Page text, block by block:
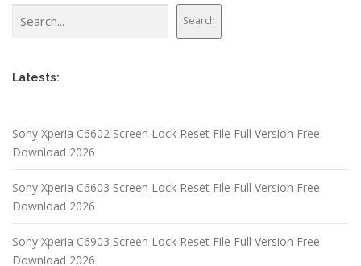
Search
Latests:
Sony Xperia C6602 Screen Lock Reset File Full Version Free
Download 2026
Sony Xperia C6603 Screen Lock Reset File Full Version Free
Download 2026
Sony Xperia C6903 Screen Lock Reset File Full Version Free
Download 2026